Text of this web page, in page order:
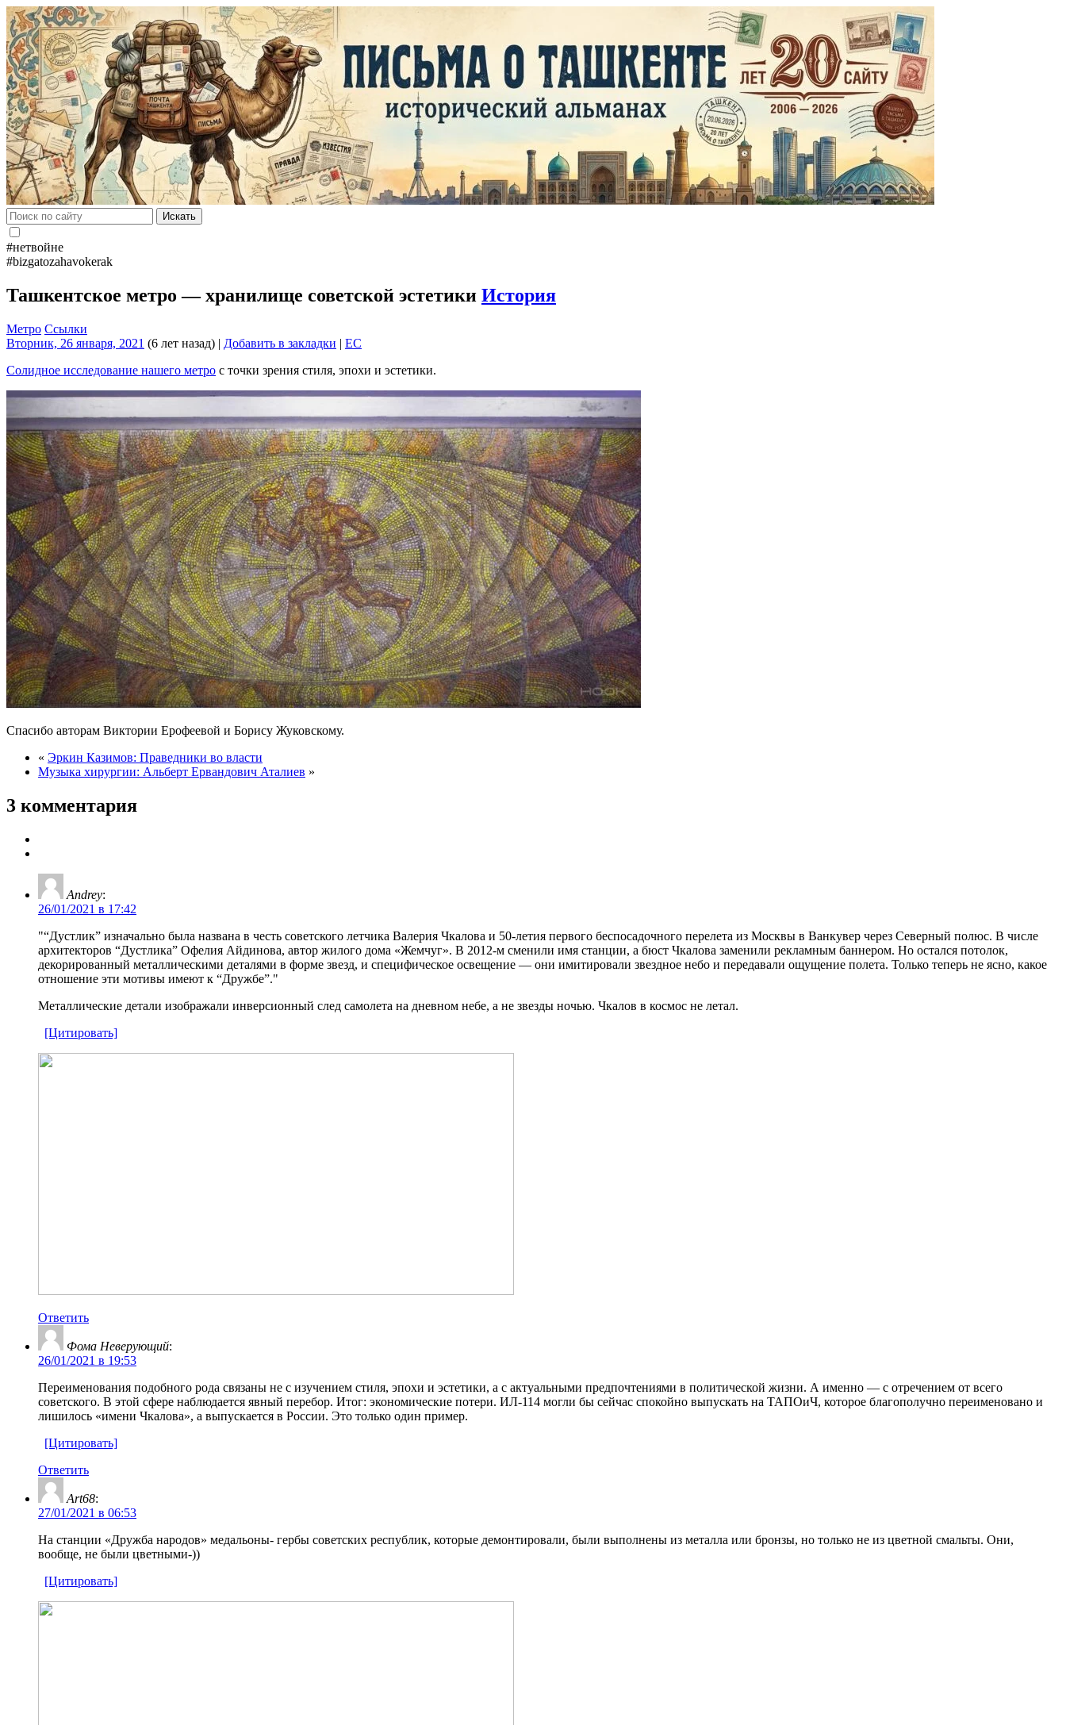
Искать
#нетвойне
#bizgatozahavokerak
Ташкентское метро — хранилище советской эстетики История
Метро Ссылки
Вторник, 26 января, 2021 (6 лет назад) | Добавить в закладки | EC
Солидное исследование нашего метро с точки зрения стиля, эпохи и эстетики.
Спасибо авторам Виктории Ерофеевой и Борису Жуковскому.
« Эркин Казимов: Праведники во власти
Музыка хирургии: Альберт Eрвандович Аталиев »
3 комментария
Andrey:
26/01/2021 в 17:42
“Дустлик” изначально была названа в честь советского летчика Валерия Чкалова и 50-летия первого беспосадочного перелета из Москвы в Ванкувер через Северный полюс. В числе
архитекторов “Дустлика” Офелия Айдинова, автор жилого дома «Жемчуг». В 2012-м сменили имя станции, а бюст Чкалова заменили рекламным баннером. Но остался потолок,
декорированный металлическими деталями в форме звезд, и специфическое освещение — они имитировали звездное небо и передавали ощущение полета. Только теперь не ясно, какое
отношение эти мотивы имеют к “Дружбе”.
Металлические детали изображали инверсионный след самолета на дневном небе, а не звезды ночью. Чкалов в космос не летал.
[Цитировать]
Ответить
Фома Неверующий:
26/01/2021 в 19:53
Переименования подобного рода связаны не с изучением стиля, эпохи и эстетики, а с актуальными предпочтениями в политической жизни. А именно — с отречением от всего
советского. В этой сфере наблюдается явный перебор. Итог: экономические потери. ИЛ-114 могли бы сейчас спокойно выпускать на ТАПОиЧ, которое благополучно переименовано и
лишилось «имени Чкалова», а выпускается в России. Это только один пример.
[Цитировать]
Ответить
Art68:
27/01/2021 в 06:53
На станции «Дружба народов» медальоны- гербы советских республик, которые демонтировали, были выполнены из металла или бронзы, но только не из цветной смальты. Они,
вообще, не были цветными-))
[Цитировать]